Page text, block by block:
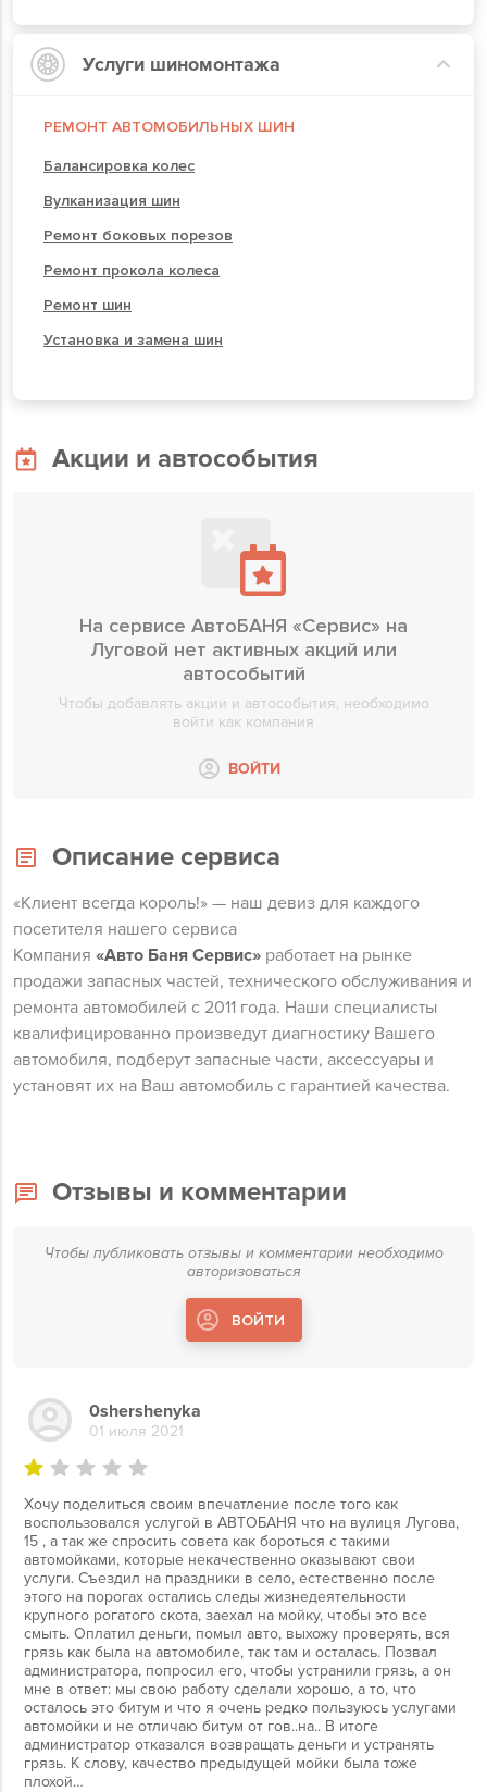
Услуги шиномонтажа
РЕМОНТ АВТОМОБИЛЬНЫХ ШИН
Балансировка колес
Вулканизация шин
Ремонт боковых порезов
Ремонт прокола колеса
Ремонт шин
Установка и замена шин
Акции и автособытия
На сервисе АвтоБАНЯ «Сервис» на
Луговой нет активных акций или
автособытий
Чтобы добавлять акции и автособытия, необходимо
войти как компания
ВОЙТИ
Описание сервиса
«Клиент всегда король!» — наш девиз для каждого
посетителя нашего сервиса
Компания «Авто Баня Сервис» работает на рынке
продажи запасных частей, технического обслуживания и
ремонта автомобилей с 2011 года. Наши специалисты
квалифицированно произведут диагностику Вашего
автомобиля, подберут запасные части, аксессуары и
установят их на Ваш автомобиль с гарантией качества.
Отзывы и комментарии
Чтобы публиковать отзывы и комментарии необходимо
авторизоваться
ВОЙТИ
0shershenyka
01 июля 2021
Хочу поделиться своим впечатление после того как
воспользовался услугой в АВТОБАНЯ что на вулиця Лугова,
15 , а так же спросить совета как бороться с такими
автомойками, которые некачественно оказывают свои
услуги. Съездил на праздники в село, естественно после
этого на порогах остались следы жизнедеятельности
крупного рогатого скота, заехал на мойку, чтобы это все
смыть. Оплатил деньги, помыл авто, выхожу проверять, вся
грязь как была на автомобиле, так там и осталась. Позвал
администратора, попросил его, чтобы устранили грязь, а он
мне в ответ: мы свою работу сделали хорошо, а то, что
осталось это битум и что я очень редко пользуюсь услугами
автомойки и не отличаю битум от гов..на.. В итоге
администратор отказался возвращать деньги и устранять
грязь. К слову, качество предыдущей мойки была тоже
плохой…